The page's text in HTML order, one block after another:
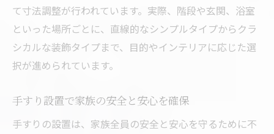
て寸法調整が行われています。実際、階段や玄関、浴室
といった場所ごとに、直線的なシンプルタイプからクラ
シカルな装飾タイプまで、目的やインテリアに応じた選
択が進められています。
手すり設置で家族の安全と安心を確保
手すりの設置は、家族全員の安全と安心を守るために不